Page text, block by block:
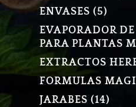
ENVASES 55
EVAPORADOR
PARA PLANTAS
EXTRACTOS
FORMULAS
JARABES 1414